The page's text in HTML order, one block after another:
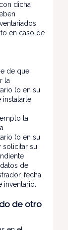
dicha
en caso de
de que
la
(o en su
instalarle
la
(o en su
solicitar su
de
fecha
de otro